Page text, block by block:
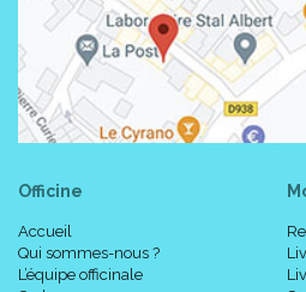
Officine
Accueil
Qui sommes-nous ?
L’équipe officinale